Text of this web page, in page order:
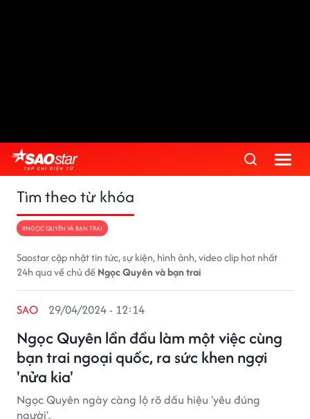
Tìm theo từ khóa
#NGỌC QUYÊN VÀ BẠN TRAI
Saostar cập nhật tin tức, sự kiện, hình ảnh, video clip hot nhất
24h qua về chủ đềNgọc Quyên và bạn trai
Ngọc Quyên lần đầu làm một việc cùng
bạn trai ngoại quốc, ra sức khen ngợi
'nửa kia'
SAO 29/04/2024 - 12:14
Ngọc Quyên ngày càng lộ rõ dấu hiệu 'yêu đúng
người'.